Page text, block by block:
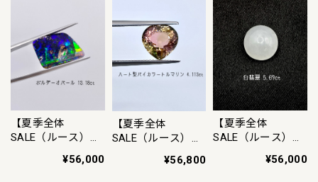
【夏季全体
SALE（ルース）
前の水平線》ボル
¥56,000
【夏季全体
SALE（ルース）
ートルマリン¥56,800
【夏季全体
SALE（ルース）
5.69ct ルース¥56,000